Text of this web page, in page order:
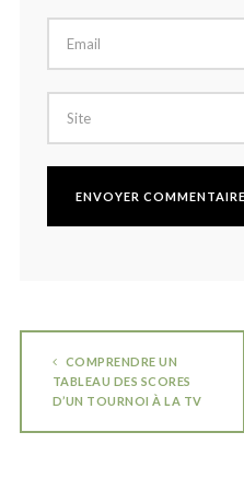
COMPRENDRE UN
TABLEAU DES SCORES
D’UN TOURNOI À LA TV